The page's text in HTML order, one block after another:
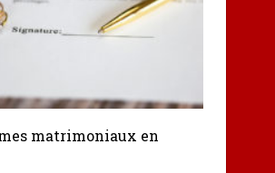
matrimoniaux en